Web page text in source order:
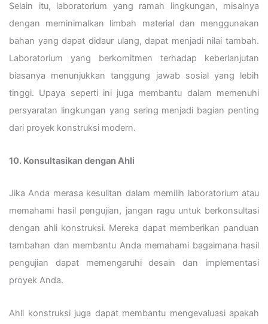
Selain itu, laboratorium yang ramah lingkungan, misalnya
dengan meminimalkan limbah material dan menggunakan
bahan yang dapat didaur ulang, dapat menjadi nilai tambah.
Laboratorium yang berkomitmen terhadap keberlanjutan
biasanya menunjukkan tanggung jawab sosial yang lebih
tinggi. Upaya seperti ini juga membantu dalam memenuhi
persyaratan lingkungan yang sering menjadi bagian penting
dari proyek konstruksi modern.
10. Konsultasikan dengan Ahli
Jika Anda merasa kesulitan dalam memilih laboratorium atau
memahami hasil pengujian, jangan ragu untuk berkonsultasi
dengan ahli konstruksi. Mereka dapat memberikan panduan
tambahan dan membantu Anda memahami bagaimana hasil
pengujian dapat memengaruhi desain dan implementasi
proyek Anda.
Ahli konstruksi juga dapat membantu mengevaluasi apakah